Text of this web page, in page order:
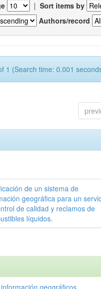
| Sort items by
Authors/record
1 (Search time: 0.001
de un sistema de
geográfica para un
de calidad y reclamos de
líquidos.
geográficos